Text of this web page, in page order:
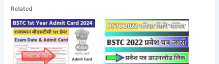
Related